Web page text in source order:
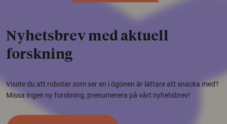
Nyhetsbrev med aktuell
forskning
Visste du att robotar som ser en i ögonen är lättare att snacka med?
Missa ingen ny forskning, prenumerera på vårt nyhetsbrev!